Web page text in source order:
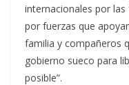
internacionales por
por fuerzas que
familia y compañeros
gobierno sueco para
posible”.